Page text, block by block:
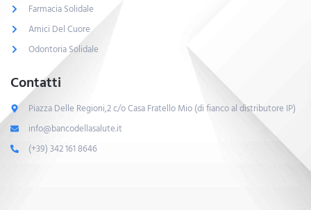
Farmacia Solidale
Amici Del Cuore
Odontoria Solidale
Contatti
Piazza Delle Regioni,2 c/o Casa Fratello Mio (di fianco al distributore IP)
info@bancodellasalute.it
(+39) 342 161 8646